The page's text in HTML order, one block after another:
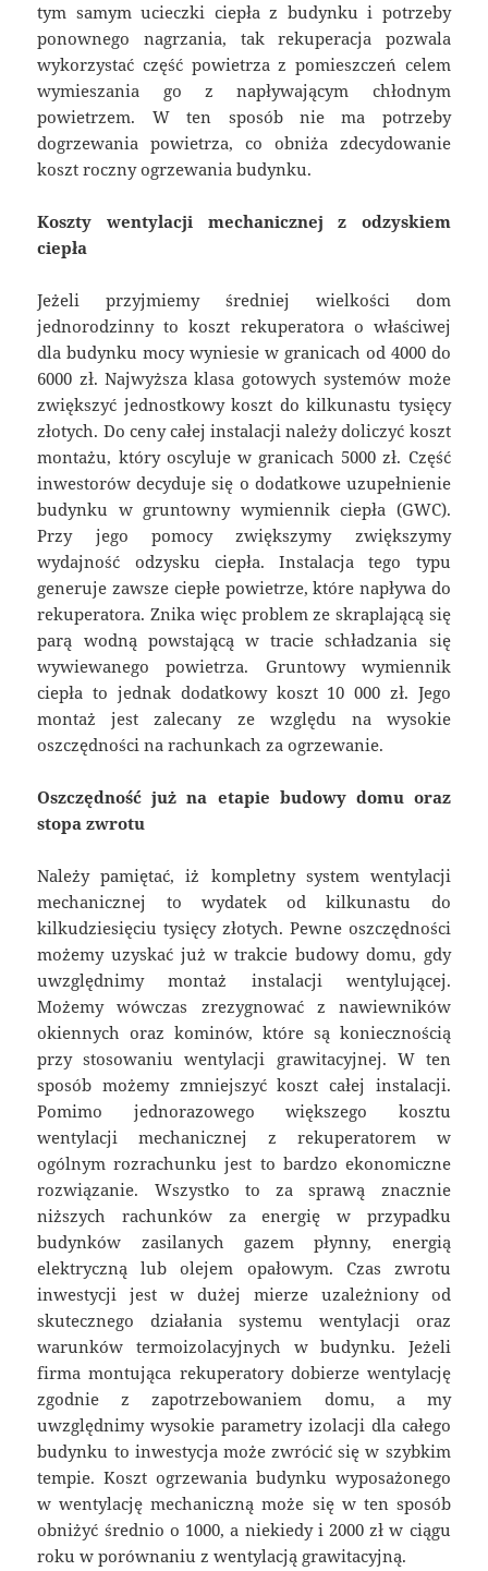
tym samym ucieczki ciepła z budynku i potrzeby
ponownego nagrzania, tak rekuperacja pozwala
wykorzystać część powietrza z pomieszczeń celem
wymieszania go z napływającym chłodnym
powietrzem. W ten sposób nie ma potrzeby
dogrzewania powietrza, co obniża zdecydowanie
koszt roczny ogrzewania budynku.
Koszty wentylacji mechanicznej z odzyskiem
ciepła
Jeżeli przyjmiemy średniej wielkości dom
jednorodzinny to koszt rekuperatora o właściwej
dla budynku mocy wyniesie w granicach od 4000 do
6000 zł. Najwyższa klasa gotowych systemów może
zwiększyć jednostkowy koszt do kilkunastu tysięcy
złotych. Do ceny całej instalacji należy doliczyć koszt
montażu, który oscyluje w granicach 5000 zł. Część
inwestorów decyduje się o dodatkowe uzupełnienie
budynku w gruntowny wymiennik ciepła (GWC).
Przy jego pomocy zwiększymy zwiększymy
wydajność odzysku ciepła. Instalacja tego typu
generuje zawsze ciepłe powietrze, które napływa do
rekuperatora. Znika więc problem ze skraplającą się
parą wodną powstającą w tracie schładzania się
wywiewanego powietrza. Gruntowy wymiennik
ciepła to jednak dodatkowy koszt 10 000 zł. Jego
montaż jest zalecany ze względu na wysokie
oszczędności na rachunkach za ogrzewanie.
Oszczędność już na etapie budowy domu oraz
stopa zwrotu
Należy pamiętać, iż kompletny system wentylacji
mechanicznej to wydatek od kilkunastu do
kilkudziesięciu tysięcy złotych. Pewne oszczędności
możemy uzyskać już w trakcie budowy domu, gdy
uwzględnimy montaż instalacji wentylującej.
Możemy wówczas zrezygnować z nawiewników
okiennych oraz kominów, które są koniecznością
przy stosowaniu wentylacji grawitacyjnej. W ten
sposób możemy zmniejszyć koszt całej instalacji.
Pomimo jednorazowego większego kosztu
wentylacji mechanicznej z rekuperatorem w
ogólnym rozrachunku jest to bardzo ekonomiczne
rozwiązanie. Wszystko to za sprawą znacznie
niższych rachunków za energię w przypadku
budynków zasilanych gazem płynny, energią
elektryczną lub olejem opałowym. Czas zwrotu
inwestycji jest w dużej mierze uzależniony od
skutecznego działania systemu wentylacji oraz
warunków termoizolacyjnych w budynku. Jeżeli
firma montująca rekuperatory dobierze wentylację
zgodnie z zapotrzebowaniem domu, a my
uwzględnimy wysokie parametry izolacji dla całego
budynku to inwestycja może zwrócić się w szybkim
tempie. Koszt ogrzewania budynku wyposażonego
w wentylację mechaniczną może się w ten sposób
obniżyć średnio o 1000, a niekiedy i 2000 zł w ciągu
roku w porównaniu z wentylacją grawitacyjną.